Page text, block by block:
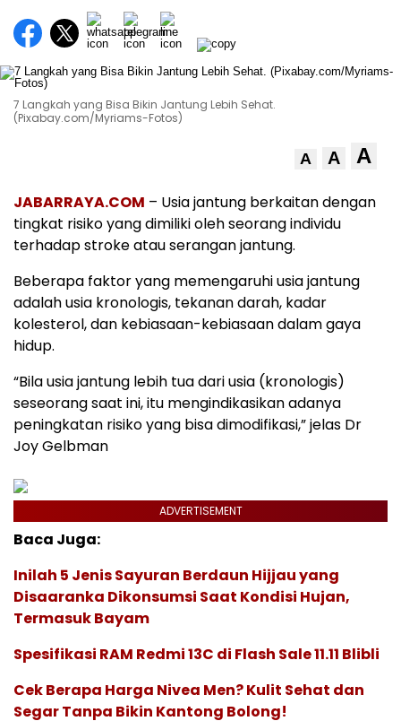
7 Langkah yang Bisa Bikin Jantung Lebih Sehat.
(Pixabay.com/Myriams-Fotos)
A A A
JABARRAYA.COM – Usia jantung berkaitan dengan
tingkat risiko yang dimiliki oleh seorang individu
terhadap stroke atau serangan jantung.
Beberapa faktor yang memengaruhi usia jantung
adalah usia kronologis, tekanan darah, kadar
kolesterol, dan kebiasaan-kebiasaan dalam gaya
hidup.
“Bila usia jantung lebih tua dari usia (kronologis)
seseorang saat ini, itu mengindikasikan adanya
peningkatan risiko yang bisa dimodifikasi,” jelas Dr
Joy Gelbman
ADVERTISEMENT
Baca Juga:
Inilah 5 Jenis Sayuran Berdaun Hijjau yang
Disaaranka Dikonsumsi Saat Kondisi Hujan,
Termasuk Bayam
Spesifikasi RAM Redmi 13C di Flash Sale 11.11 Blibli
Cek Berapa Harga Nivea Men? Kulit Sehat dan
Segar Tanpa Bikin Kantong Bolong!